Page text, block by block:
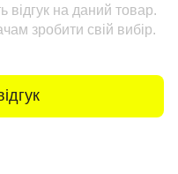
на даний товар.
зробити свій вибір.